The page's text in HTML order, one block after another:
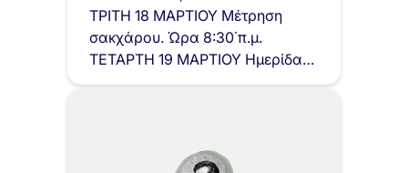
ΤΡΙΤΗ 18 ΜΑΡΤΙΟΥ Μέτρηση
σακχάρου. Ώρα 8:30΄π.μ.
ΤΕΤΑΡΤΗ 19 ΜΑΡΤΙΟΥ Ημερίδα
στο ΚΑΠΗ…